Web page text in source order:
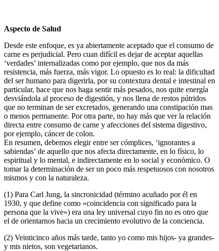
Aspecto de Salud
Desde este enfoque, es ya abiertamente aceptado que el consumo de
carne es perjudicial. Pero cuan difícil es dejar de aceptar aquellas
‘verdades’ internalizadas como por ejemplo, que nos da más
resistencia, más fuerza, más vigor. Lo opuesto es lo real: la dificultad
del ser humano para digerirla, por su contextura dental e intestinal en
particular, hace que nos haga sentir más pesados, nos quite energía
desviándola al proceso de digestión, y nos llena de restos pútridos
que no terminan de ser excretados, generando una constipación mas
o menos permanente. Por otra parte, no hay más que ver la relación
directa entre consumo de carne y afecciones del sistema digestivo,
por ejemplo, cáncer de colon.
En resumen, debemos elegir entre ser cómplices, ‘ignorantes a
sabiendas’ de aquello que nos afecta directamente, en lo físico, lo
espiritual y lo mental, e indirectamente en lo social y económico. O
tomar la determinación de ser un poco más respetuosos con nosotros
mismos y con la naturaleza.
(1) Para Carl Jung, la sincronicidad (término acuñado por él en
1930, y que define como «coincidencia con significado para la
persona que la vive») era una ley universal cuyo fin no es otro que
el de orientarnos hacia un crecimiento evolutivo de la conciencia.
(2) Veinticinco años más tarde, tanto yo como mis hijos- ya grandes-
y mis nietos, son vegetarianos.